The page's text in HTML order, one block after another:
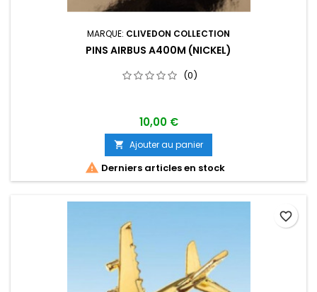
MARQUE: CLIVEDON COLLECTION
PINS AIRBUS A400M (NICKEL)
(0)
10,00 €
 Ajouter au panier
 Derniers articles en stock
favorite_border